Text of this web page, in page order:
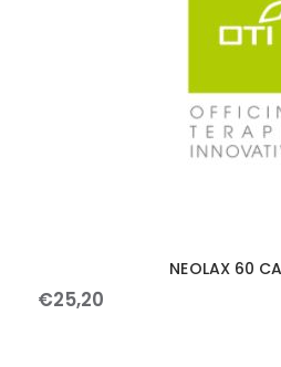
NEOLAX 60
€25,20